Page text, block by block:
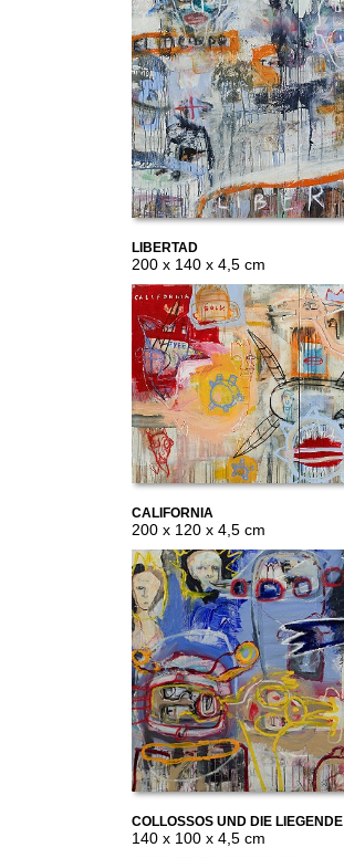
LIBERTAD
200 x 140 x 4,5 cm
CALIFORNIA
200 x 120 x 4,5 cm
COLLOSSOS UND DIE LIEGENDE
140 x 100 x 4,5 cm